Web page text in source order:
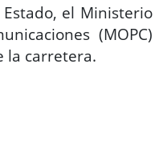
el Ministerio
(MOPC)
la carretera.